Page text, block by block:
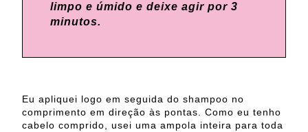
limpo e úmido e deixe agir por 3
minutos.
Eu apliquei logo em seguida do shampoo no
comprimento em direção às pontas. Como eu tenho
cabelo comprido, usei uma ampola inteira para toda